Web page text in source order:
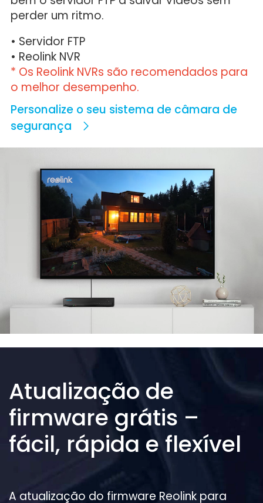
perder um ritmo.
• Servidor FTP
• Reolink NVR
* Os Reolink NVRs são recomendados para
o melhor desempenho.
Personalize o seu sistema de câmara de
segurança
Atualização de
firmware grátis –
fácil, rápida e flexível
A atualização do firmware Reolink para